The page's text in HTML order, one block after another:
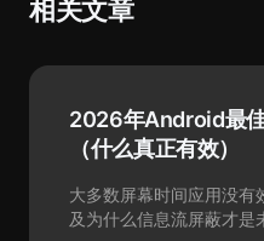
相关文章
2026年Android最
（什么真正有效）
大多数屏幕时间应用没有
及为什么信息流屏蔽才是